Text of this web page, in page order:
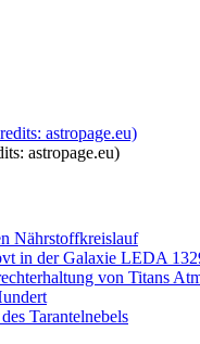
astropage.eu)
Nährstoffkreislauf
in der Galaxie LEDA
von Titans
Tarantelnebels